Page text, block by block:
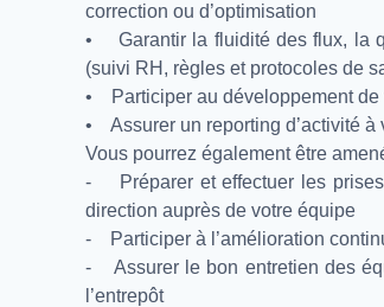
correction ou d’optimisation
• Garantir la fluidité des flux, la
(suivi RH, règles et protocoles de
• Participer au développement de
• Assurer un reporting d’activité à
Vous pourrez également être
- Préparer et effectuer les prises
direction auprès de votre équipe
- Participer à l’amélioration
- Assurer le bon entretien des
l’entrepôt